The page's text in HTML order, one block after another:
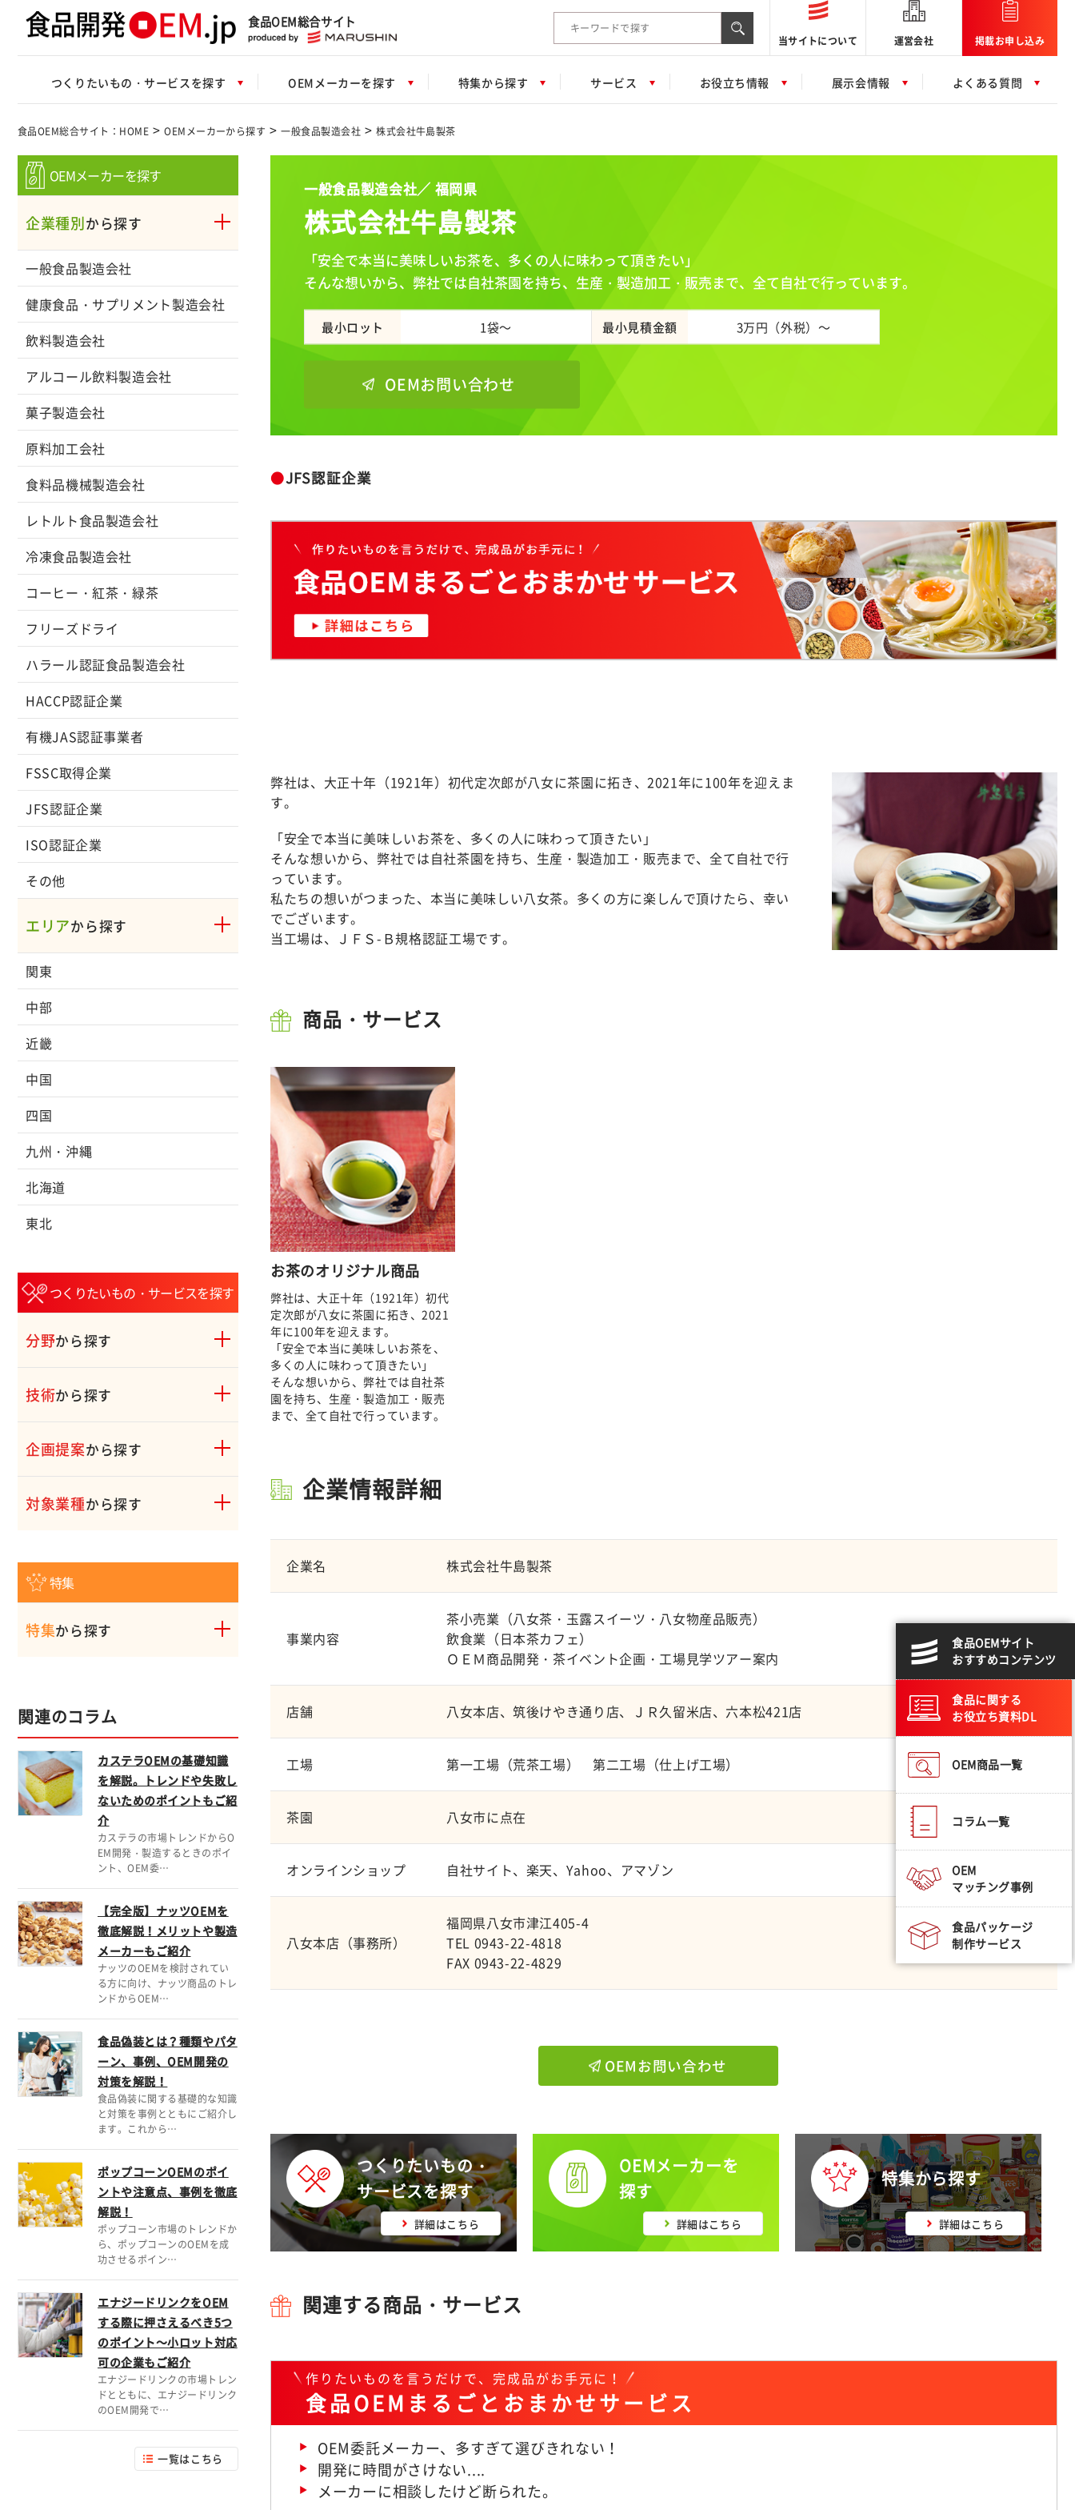
食品OEM総合サイト
検索キーワード入力 当サイトについて 運営会社 掲載お申し込み
つくりたいもの・サービスを探す OEMメーカーを探す 特集から探す サービス お役立ち情報 展示会情報 よくある質問
食品OEM総合サイト：HOME >OEMメーカーから探す >一般食品製造会社 >株式会社牛島製茶
OEMメーカーを探す
企業種別から探す
一般食品製造会社
健康食品・サプリメント製造会社
飲料製造会社
アルコール飲料製造会社
菓子製造会社
原料加工会社
食料品機械製造会社
レトルト食品製造会社
冷凍食品製造会社
コーヒー・紅茶・緑茶
フリーズドライ
ハラール認証食品製造会社
HACCP認証企業
有機JAS認証事業者
FSSC取得企業
JFS認証企業
ISO認証企業
その他
エリアから探す
関東
中部
近畿
中国
四国
九州・沖縄
北海道
東北
つくりたいもの・サービスを探す
分野から探す
技術から探す
企画提案から探す
対象業種から探す
特集
特集から探す
関連のコラム
カステラOEMの基礎知識
を解説。トレンドや失敗し
ないためのポイントもご紹
介
カステラの市場トレンドからO
EM開発・製造するときのポイ
ント、OEM委…
【完全版】ナッツOEMを
徹底解説！メリットや製造
メーカーもご紹介
ナッツのOEMを検討されてい
る方に向け、ナッツ商品のトレ
ンドからOEM…
食品偽装とは？種類やパタ
ーン、事例、OEM開発の
対策を解説！
食品偽装に関する基礎的な知識
と対策を事例とともにご紹介し
ます。これから…
ポップコーンOEMのポイ
ントや注意点、事例を徹底
解説！
ポップコーン市場のトレンドか
ら、ポップコーンのOEMを成
功させるポイン…
エナジードリンクをOEM
する際に押さえるべき5つ
のポイント～小ロット対応
可の企業もご紹介
エナジードリンクの市場トレン
ドとともに、エナジードリンク
のOEM開発で…
一覧はこちら
一般食品製造会社／ 福岡県
株式会社牛島製茶
「安全で本当に美味しいお茶を、多くの人に味わって頂きたい」
そんな想いから、弊社では自社茶園を持ち、生産・製造加工・販売まで、全て自社で行っています。
最小ロット 1袋～ 最小見積金額 3万円（外税）～
OEMお問い合わせ
●JFS認証企業
弊社は、大正十年（1921年）初代定次郎が八女に茶園に拓き、2021年に100年を迎えま
す。
「安全で本当に美味しいお茶を、多くの人に味わって頂きたい」
そんな想いから、弊社では自社茶園を持ち、生産・製造加工・販売まで、全て自社で行
っています。
私たちの想いがつまった、本当に美味しい八女茶。多くの方に楽しんで頂けたら、幸い
でございます。
当工場は、ＪＦＳ-Ｂ規格認証工場です。
商品・サービス
お茶のオリジナル商品
弊社は、大正十年（1921年）初代
定次郎が八女に茶園に拓き、2021
年に100年を迎えます。
「安全で本当に美味しいお茶を、
多くの人に味わって頂きたい」
そんな想いから、弊社では自社茶
園を持ち、生産・製造加工・販売
まで、全て自社で行っています。
企業情報詳細
企業名 株式会社牛島製茶
事業内容
茶小売業（八女茶・玉露スイーツ・八女物産品販売）
飲食業（日本茶カフェ）
ＯＥＭ商品開発・茶イベント企画・工場見学ツアー案内
店舗 八女本店、筑後けやき通り店、ＪＲ久留米店、六本松421店
工場 第一工場（荒茶工場） 第二工場（仕上げ工場）
茶園 八女市に点在
オンラインショップ 自社サイト、楽天、Yahoo、アマゾン
八女本店（事務所）
福岡県八女市津江405-4
TEL 0943-22-4818
FAX 0943-22-4829
OEMお問い合わせ
つくりたいもの・
サービスを探す
詳細はこちら
OEMメーカーを
探す
詳細はこちら
特集から探す
詳細はこちら
関連する商品・サービス
作りたいものを言うだけで、完成品がお手元に！
食品OEMまるごとおまかせサービス
OEM委託メーカー、多すぎて選びきれない！
開発に時間がさけない....
メーカーに相談したけど断られた。
食品OEMサイト
おすすめコンテンツ
食品に関する
お役立ち資料DL
OEM商品一覧
コラム一覧
OEM
マッチング事例
食品パッケージ
制作サービス